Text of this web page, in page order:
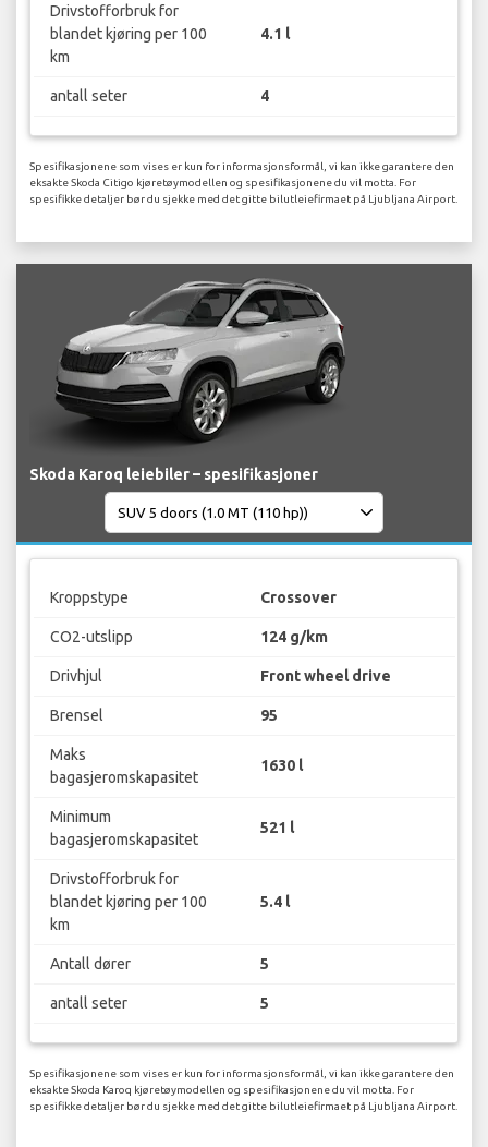
Drivstofforbruk for
blandet kjøring per 100
km
4.1 l
antall seter 4
Spesifikasjonene som vises er kun for informasjonsformål, vi kan ikke garantere den
eksakte Skoda Citigo kjøretøymodellen og spesifikasjonene du vil motta. For
spesifikke detaljer bør du sjekke med det gitte bilutleiefirmaet på Ljubljana Airport.
Skoda Karoq leiebiler – spesifikasjoner
Kroppstype Crossover
CO2-utslipp 124 g/km
Drivhjul Front wheel drive
Brensel 95
Maks
bagasjeromskapasitet
1630 l
Minimum
bagasjeromskapasitet
521 l
Drivstofforbruk for
blandet kjøring per 100
km
5.4 l
Antall dører 5
antall seter 5
Spesifikasjonene som vises er kun for informasjonsformål, vi kan ikke garantere den
eksakte Skoda Karoq kjøretøymodellen og spesifikasjonene du vil motta. For
spesifikke detaljer bør du sjekke med det gitte bilutleiefirmaet på Ljubljana Airport.